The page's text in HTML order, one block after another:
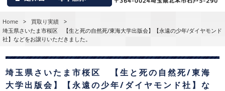
Home > 買取り実績
>
埼玉県さいたま市桜区 【生と死の自然死/東海大学出版会】【永遠の少年/ダイヤモンド
社】などをお譲りいただきました。
埼玉県さいたま市桜区 【生と死の自然死/東海
大学出版会】【永遠の少年/ダイヤモンド社】な